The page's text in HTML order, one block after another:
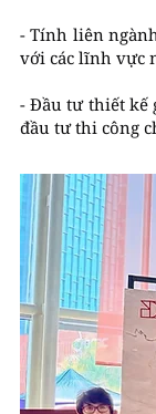
- Tính liên
với các lĩnh vực
- Đầu tư thiết kế
đầu tư thi công